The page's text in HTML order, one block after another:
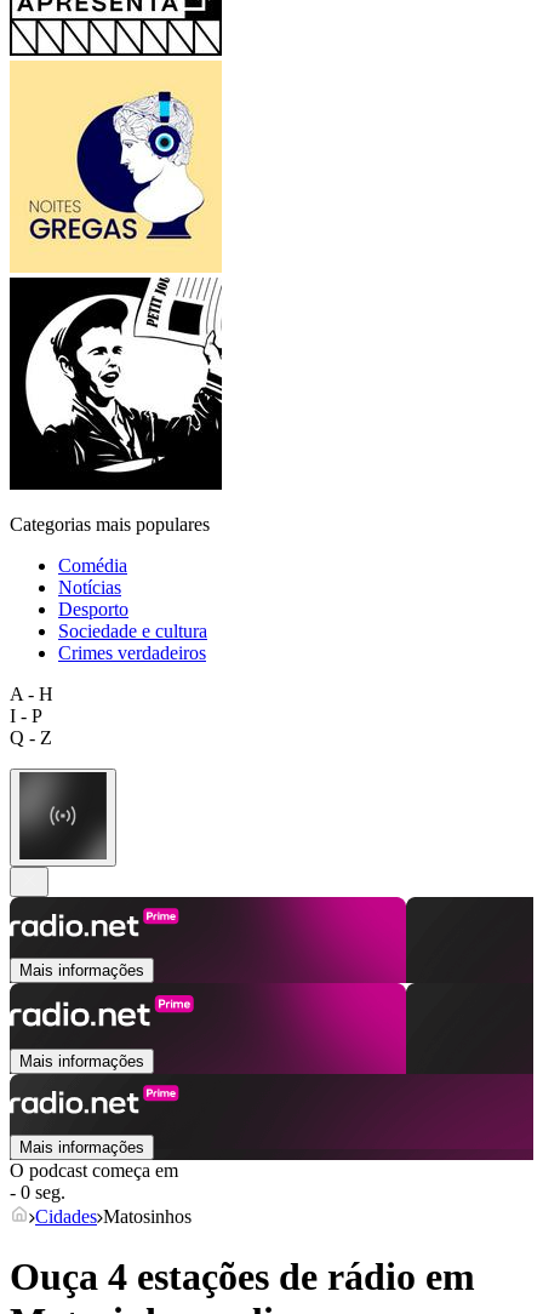
Categorias mais populares
Comédia
Notícias
Desporto
Sociedade e cultura
Crimes verdadeiros
A - H
I - P
Q - Z
Mais informações
Mais informações
Mais informações
O podcast começa em
- 0 seg.
Cidades Matosinhos
Ouça 4 estações de rádio em